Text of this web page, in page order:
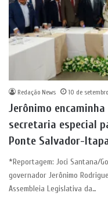
Redação News 10 de
Jerônimo
secretaria especial
Ponte Salvador-
*Reportagem: Joci Santana/
governador Jerônimo
Assembleia Legislativa da…